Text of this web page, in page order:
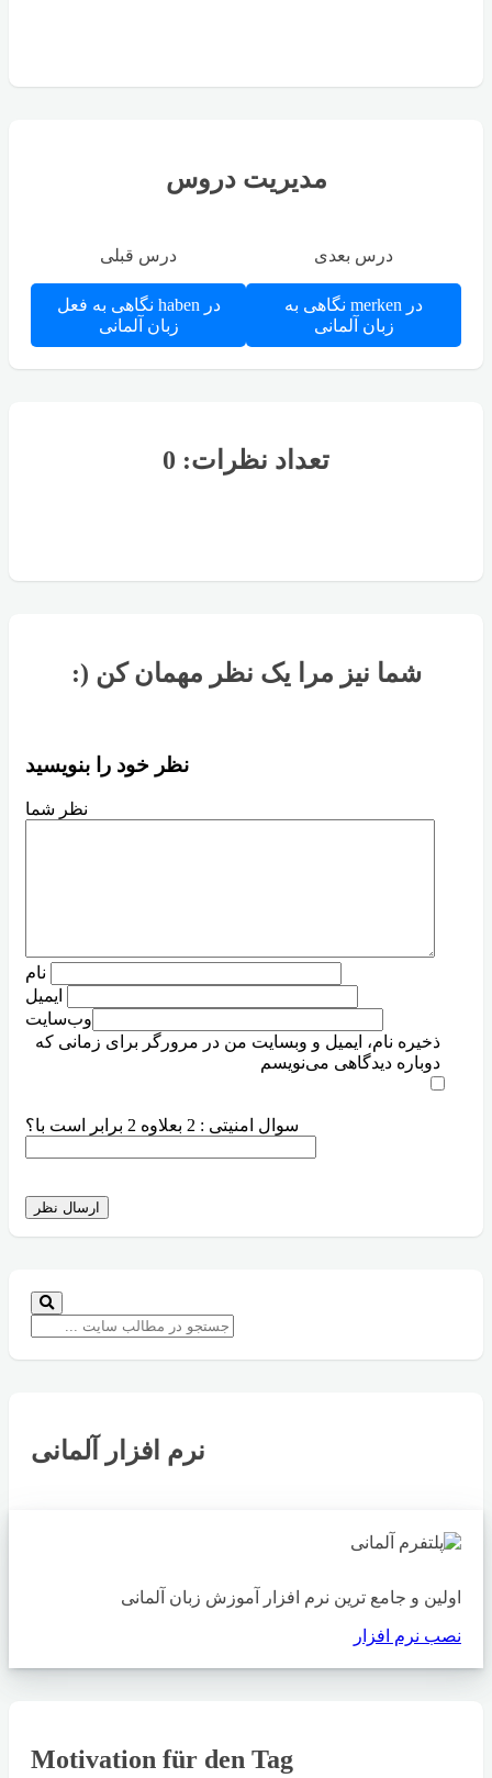
مدیریت دروس
درس قبلی
نگاهی به فعل haben در
زبان آلمانی
درس بعدی
نگاهی به merken در
زبان آلمانی
تعداد نظرات: 0
:) شما نیز مرا یک نظر مهمان کن
نظر خود را بنویسید
نظر شما
نام
ایمیل
وب‌سایت
ذخیره نام، ایمیل و وبسایت من در مرورگر برای زمانی که
دوباره دیدگاهی می‌نویسم
سوال امنیتی : 2 بعلاوه 2 برابر است با؟
ارسال نظر
نرم افزار آلمانی
اولین و جامع ترین نرم افزار آموزش زبان آلمانی
نصب نرم افزار
Motivation für den Tag